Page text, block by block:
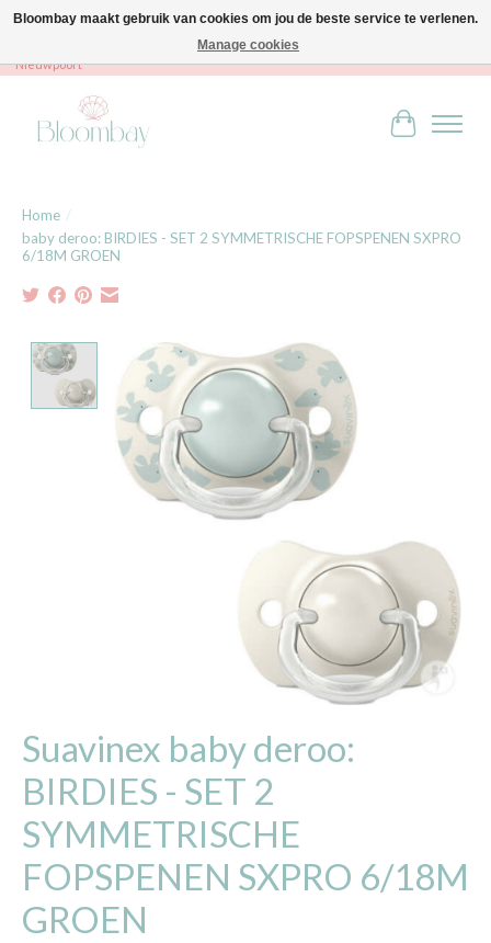
Bloombay - Babies & Kids - Bali home & interior - Robert Orlentpromenade 9A -
Nieuwpoort
Home /
baby deroo: BIRDIES - SET 2 SYMMETRISCHE FOPSPENEN SXPRO
6/18M GROEN
Product image slideshow Items
Suavinex baby deroo:
BIRDIES - SET 2
SYMMETRISCHE
FOPSPENEN SXPRO 6/18M
GROEN
Bloombay maakt gebruik van cookies om jou de beste service te verlenen.
Manage cookies